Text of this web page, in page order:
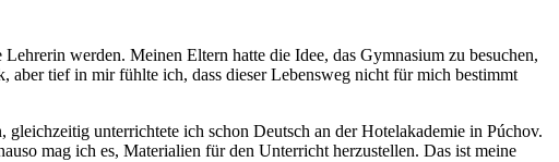
werden. Meinen Eltern hatte die Idee, das Gymnasium zu besuchen,
tief in mir fühlte ich, dass dieser Lebensweg nicht für mich bestimmt
gleichzeitig unterrichtete ich schon Deutsch an der Hotelakademie in Púchov.
mag ich es, Materialien für den Unterricht herzustellen. Das ist meine